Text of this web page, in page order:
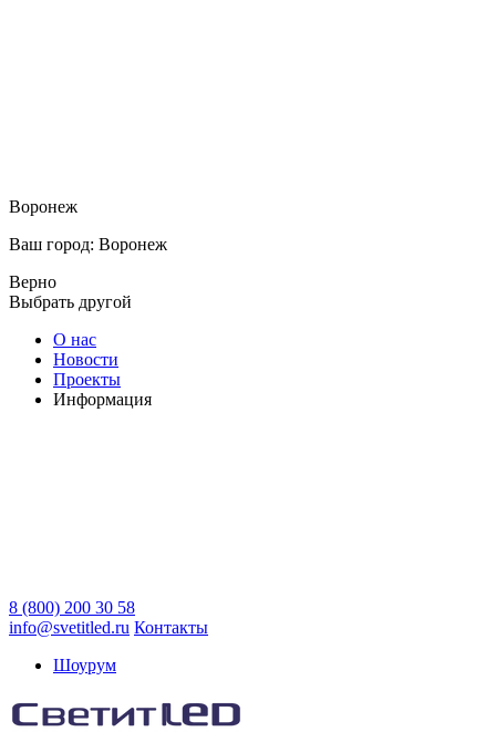
Воронеж
Ваш город: Воронеж
Верно
Выбрать другой
О нас
Новости
Проекты
Информация
8 (800) 200 30 58
info@svetitled.ru Контакты
Шоурум